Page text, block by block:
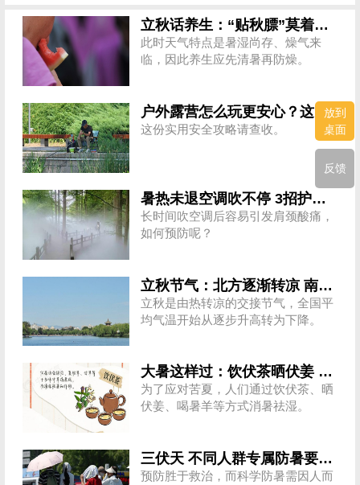
来
立秋话养生：“贴秋膘”莫着急 先清暑再防燥
此时天气特点是暑湿尚存、燥气来
临，因此养生应先清暑再防燥。
户外露营怎么玩更安心？这份攻略请收好
这份实用安全攻略请查收。
暑热未退空调吹不停 3招护住肩颈不酸痛
长时间吹空调后容易引发肩颈酸痛，
如何预防呢？
立秋节气：北方逐渐转凉 南方暑热仍盛
立秋是由热转凉的交接节气，全国平
均气温开始从逐步升高转为下降。
大暑这样过：饮伏茶晒伏姜 去除湿热保健康
为了应对苦夏，人们通过饮伏茶、晒
伏姜、喝暑羊等方式消暑祛湿。
三伏天 不同人群专属防暑要点请收好
预防胜于救治，而科学防暑需因人而
放到
桌面
反馈